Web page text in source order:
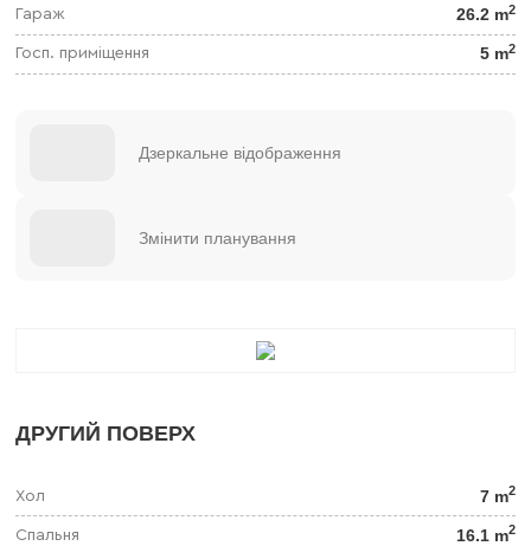
Гараж 26.2 m2
Госп. приміщення 5 m2
Дзеркальне відображення
Змінити планування
ДРУГИЙ ПОВЕРХ
Хол 7 m2
Спальня 16.1 m2